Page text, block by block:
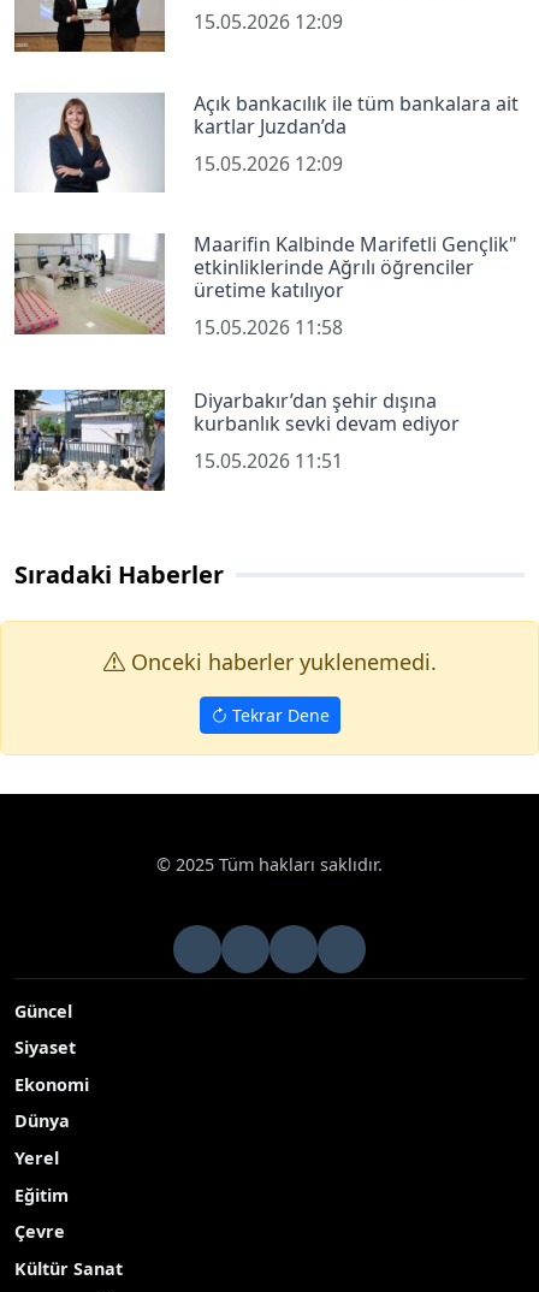
15.05.2026 12:09
Açık bankacılık ile tüm bankalara ait
kartlar Juzdan’da
15.05.2026 12:09
Maarifin Kalbinde Marifetli Gençlik"
etkinliklerinde Ağrılı öğrenciler
üretime katılıyor
15.05.2026 11:58
Diyarbakır’dan şehir dışına
kurbanlık sevki devam ediyor
15.05.2026 11:51
Sıradaki Haberler
Onceki haberler yuklenemedi.
Tekrar Dene
© 2025 Tüm hakları saklıdır.
Güncel
Siyaset
Ekonomi
Dünya
Yerel
Eğitim
Çevre
Kültür Sanat